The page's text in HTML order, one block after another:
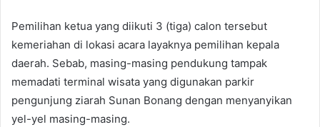
Pemilihan ketua yang diikuti 3 (tiga) calon tersebut
kemeriahan di lokasi acara layaknya pemilihan kepala
daerah. Sebab, masing-masing pendukung tampak
memadati terminal wisata yang digunakan parkir
pengunjung ziarah Sunan Bonang dengan menyanyikan
yel-yel masing-masing.